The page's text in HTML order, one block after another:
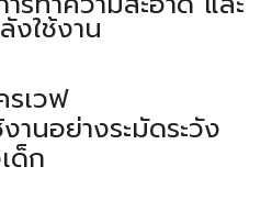
งใช้งาน
รเวฟ
านอย่างระมัดระวัง
ด็ก